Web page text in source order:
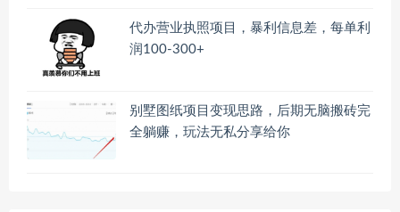
代办营业执照项目，暴利信息差，每单利
润100-300+
别墅图纸项目变现思路，后期无脑搬砖完
全躺赚，玩法无私分享给你